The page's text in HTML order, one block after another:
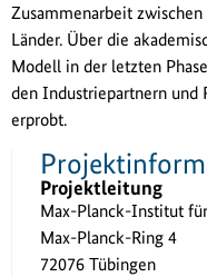
Zusammenarbeit
Länder. Über die
Modell in der letzten
den Industriepartnern und
erprobt.
Projektleitung
Max-Planck-Institut
Max-Planck-Ring 4
72076 Tübingen